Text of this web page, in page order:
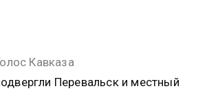
Кавказа
Перевальск и местный